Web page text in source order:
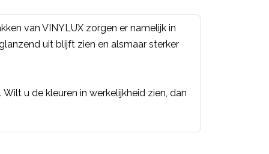
van VINYLUX zorgen er namelijk in
uit blijft zien en alsmaar sterker
u de kleuren in werkelijkheid zien, dan